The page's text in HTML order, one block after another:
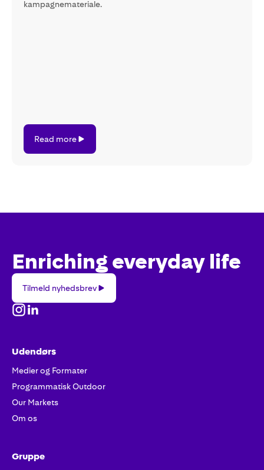
kampagnemateriale.
more
Read more
Enriching everyday life
nyhedsbrev
Tilmeld nyhedsbrev
Udendørs
Medier og Formater
Programmatisk Outdoor
Our Markets
Om os
Gruppe